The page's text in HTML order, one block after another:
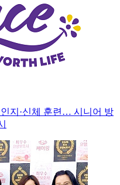
지·신체 훈련… 시니어 방